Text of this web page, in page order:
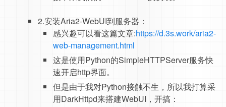
2.安装Aria2-WebUI到服务器：
感兴趣可以看这篇文章:https://d.3s.work/aria2-
web-management.html
这是使用Python的SimpleHTTPServer服务快
速开启http界面。
但是由于我对Python接触不生，所以我打算采
用DarkHttpd来搭建WebUI，开搞：